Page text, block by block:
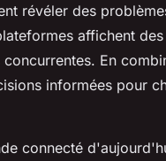
révéler des
affichent
En
informées pour
connecté